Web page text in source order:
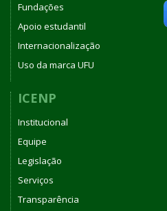
Fundações
Apoio estudantil
Internacionalização
Uso da marca UFU
ICENP
Institucional
Equipe
Legislação
Serviços
Transparência